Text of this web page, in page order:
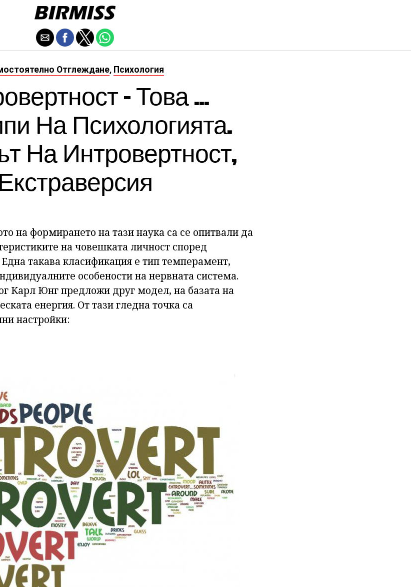
Отглеждане, Психология
- Това ...
На Психологията.
На Интровертност,
Екстраверсия
на формирането на тази наука са се опитвали да
на човешката личност според
такава класификация е тип темперамент,
особености на нервната система.
Карл Юнг предложи друг модел, на базата на
енергия. От тази гледна точка са
настройки: